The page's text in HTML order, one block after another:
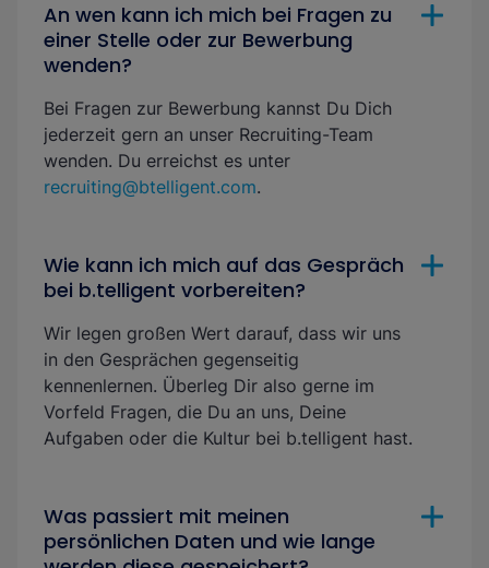
An wen kann ich mich bei Fragen zu
einer Stelle oder zur Bewerbung
wenden?
Bei Fragen zur Bewerbung kannst Du Dich
jederzeit gern an unser Recruiting-Team
wenden. Du erreichst es unter
recruiting@btelligent.com.
Wie kann ich mich auf das Gespräch
bei b.telligent vorbereiten?
Wir legen großen Wert darauf, dass wir uns
in den Gesprächen gegenseitig
kennenlernen. Überleg Dir also gerne im
Vorfeld Fragen, die Du an uns, Deine
Aufgaben oder die Kultur bei b.telligent hast.
Was passiert mit meinen
persönlichen Daten und wie lange